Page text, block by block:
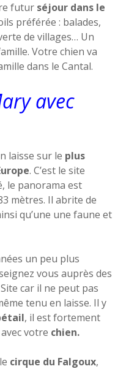
futur séjour dans le
préférée : balades,
de villages… Un
Votre chien va
dans le Cantal.
avec
laisse sur le plus
. C’est le site
le panorama est
mètres. Il abrite de
qu’une une faune et
un peu plus
vous auprès des
car il ne peut pas
tenu en laisse. Il y
, il est fortement
votre chien.
cirque du Falgoux,